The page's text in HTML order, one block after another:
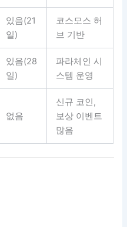
있음(21
일)
코스모스 허
브 기반
있음(28
일)
파라체인 시
스템 운영
없음
신규 코인,
보상 이벤트
많음